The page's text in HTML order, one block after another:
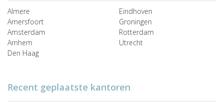
Almere
Amersfoort
Amsterdam
Arnhem
Den Haag
Eindhoven
Groningen
Rotterdam
Utrecht
Recent geplaatste kantoren